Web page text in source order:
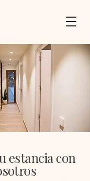
estancia con